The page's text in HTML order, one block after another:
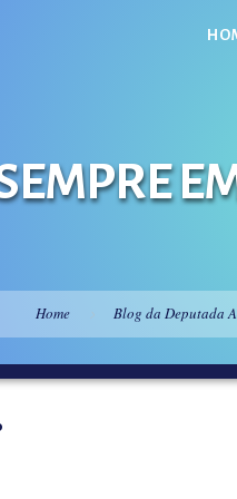
Home Blog da Deputada